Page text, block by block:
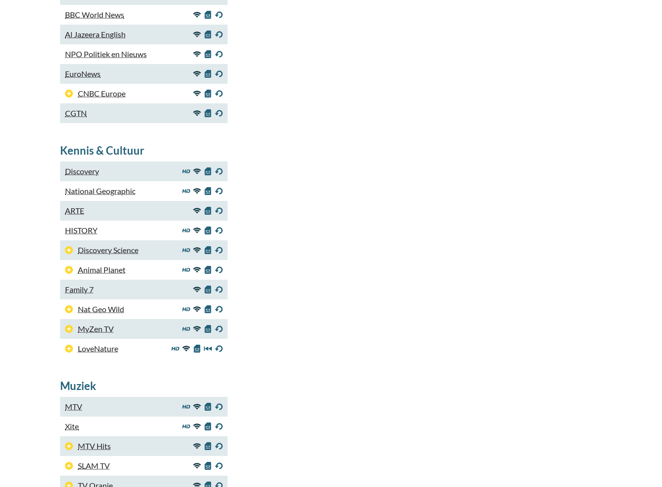
BBC World News
Al Jazeera English
NPO Politiek en Nieuws
EuroNews
CNBC Europe
CGTN
Kennis & Cultuur
Discovery
National Geographic
ARTE
HISTORY
Discovery Science
Animal Planet
Family 7
Nat Geo Wild
MyZen TV
LoveNature
Muziek
MTV
Xite
MTV Hits
SLAM TV